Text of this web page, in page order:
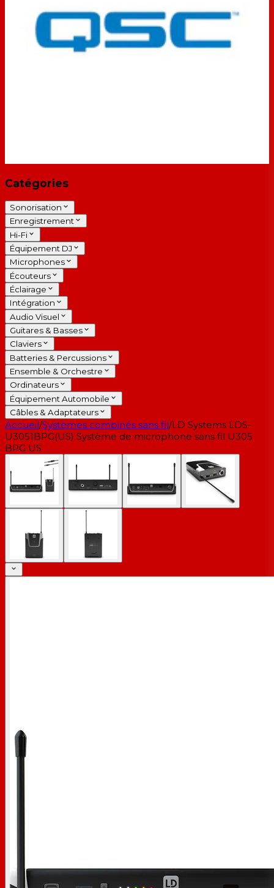
Catégories
Sonorisation
Enregistrement
Hi-Fi
Équipement DJ
Microphones
Écouteurs
Éclairage
Intégration
Audio Visuel
Guitares & Basses
Claviers
Batteries & Percussions
Ensemble & Orchestre
Ordinateurs
Équipement Automobile
Câbles & Adaptateurs
Accueil/Systèmes combinés sans fil/LD Systems LDS-
U3051BPG(US) Système de microphone sans fil U305
BPG US